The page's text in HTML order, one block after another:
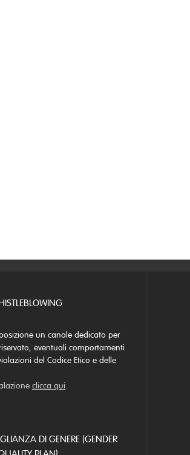
un canale dedicato per
eventuali comportamenti
del Codice Etico e delle
clicca qui.
DI GENERE (GENDER